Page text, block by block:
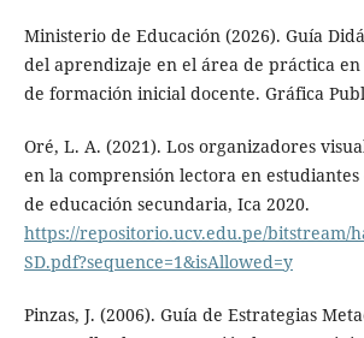
Ministerio de Educación (2026). Guía
del aprendizaje en el área de práctica
de formación inicial docente. Gráfica
Oré, L. A. (2021). Los organizadores
en la comprensión lectora en
de educación secundaria, Ica 2020.
https://repositorio.ucv.edu.pe/bitstream/
SD.pdf?sequence=1&isAllowed=y
Pinzas, J. (2006). Guía de Estrategias